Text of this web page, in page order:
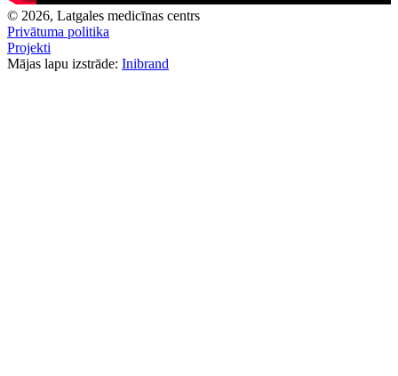
© 2026, Latgales medicīnas centrs
Privātuma politika
Projekti
Mājas lapu izstrāde: Inibrand